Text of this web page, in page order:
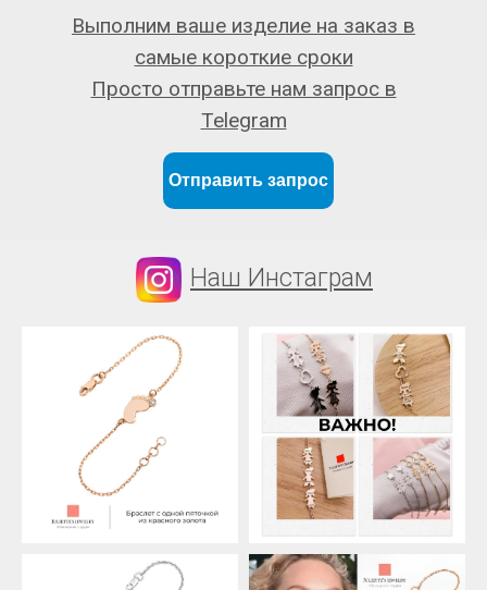
Отправить запрос
Выполним ваше изделие на заказ в
самые короткие сроки
Просто отправьте нам запрос в
Telegram
Наш Инстаграм